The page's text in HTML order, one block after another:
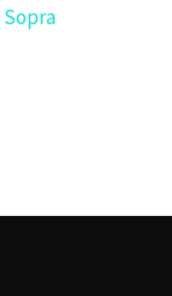
Sopra